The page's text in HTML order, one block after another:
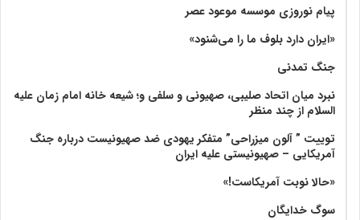
پیام نوروزی موسسه موعود عصر
«ایران دارد بلوف ما را می‌شنود»
جنگ تمدنی
نبرد میان اتحاد صلیبی، صهیونی و سلفی و؛ شیعه خانه امام زمان علیه
السلام از چند منظر
توییت ” آلون میزراحی” متفکر یهودی ضد صهیونیست درباره جنگ
آمریکایی – صهیونیستی علیه ایران
«حالا نوبت آمریکاست!»
سوگ خدایگان